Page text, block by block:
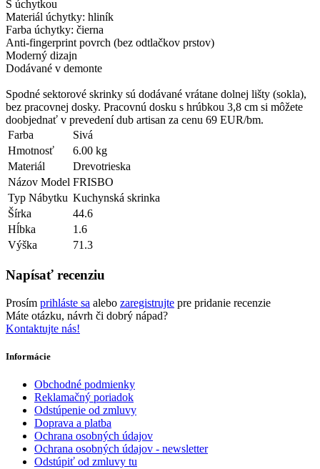
S úchytkou
Materiál úchytky: hliník
Farba úchytky: čierna
Anti-fingerprint povrch (bez odtlačkov prstov)
Moderný dizajn
Dodávané v demonte
Spodné sektorové skrinky sú dodávané vrátane dolnej lišty (sokla),
bez pracovnej dosky. Pracovnú dosku s hrúbkou 3,8 cm si môžete
doobjednať v prevedení dub artisan za cenu 69 EUR/bm.
Farba
Sivá
Hmotnosť
6.00 kg
Materiál
Drevotrieska
Názov Model FRISBO
Typ Nábytku Kuchynská skrinka
Šírka
44.6
Hĺbka
1.6
Výška
71.3
Napísať recenziu
Prosím prihláste sa alebo zaregistrujte pre pridanie recenzie
Máte otázku, návrh či dobrý nápad?
Kontaktujte nás!
Informácie
Obchodné podmienky
Reklamačný poriadok
Odstúpenie od zmluvy
Doprava a platba
Ochrana osobných údajov
Ochrana osobných údajov - newsletter
Odstúpiť od zmluvy tu